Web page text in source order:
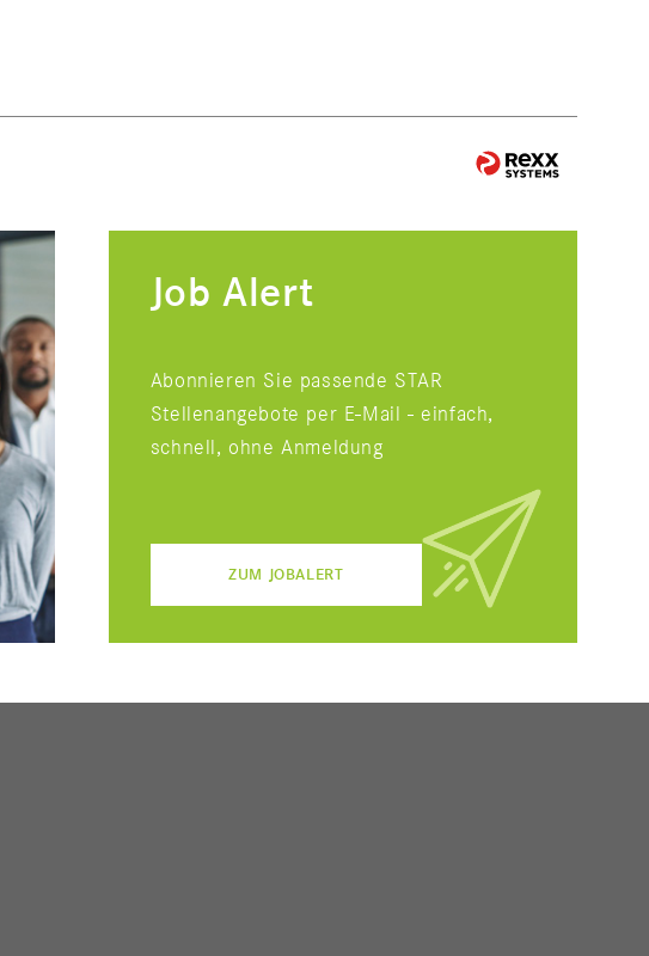
Job Alert
Abonnieren Sie passende STAR
Stellenangebote per E-Mail - einfach,
schnell, ohne Anmeldung
ZUM JOBALERT